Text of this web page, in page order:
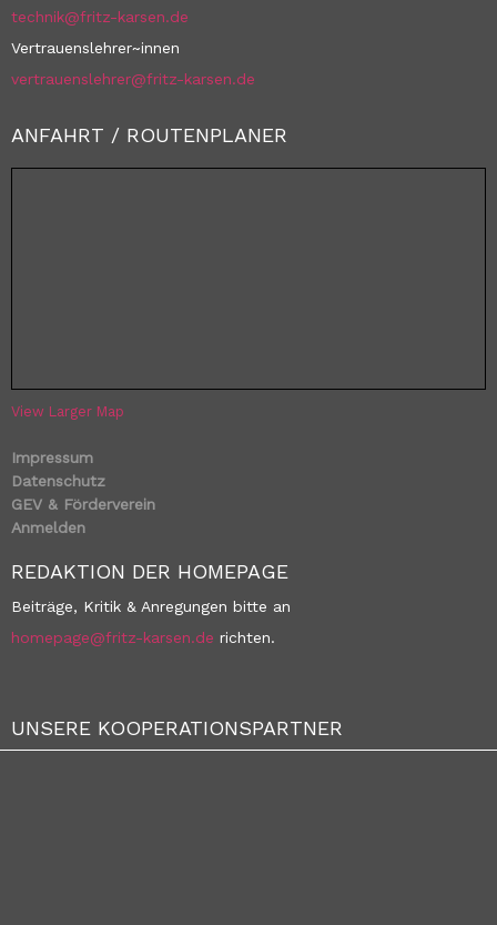
technik@fritz-karsen.de
Vertrauenslehrer~innen
vertrauenslehrer@fritz-karsen.de
ANFAHRT / ROUTENPLANER
View Larger Map
Impressum
Datenschutz
GEV & Förderverein
Anmelden
REDAKTION DER HOMEPAGE
Beiträge, Kritik & Anregungen bitte an
homepage@fritz-karsen.de richten.
UNSERE KOOPERATIONSPARTNER